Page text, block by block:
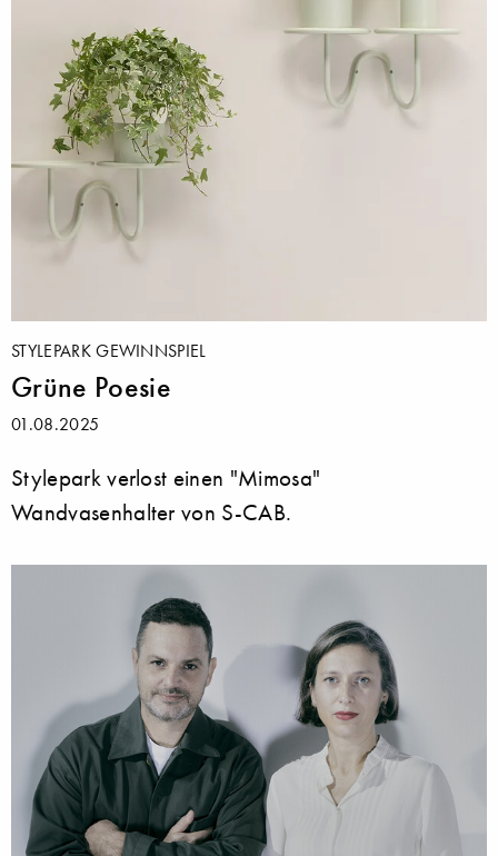
STYLEPARK GEWINNSPIEL
Grüne Poesie
01.08.2025
Stylepark verlost einen "Mimosa"
Wandvasenhalter von S-CAB.